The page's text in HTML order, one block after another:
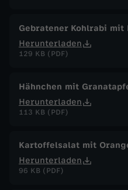
Gebratener Kohlrabi mit
Herunterladen
129 KB (PDF)
Hähnchen mit
Herunterladen
113 KB (PDF)
Kartoffelsalat mit
Herunterladen
96 KB (PDF)